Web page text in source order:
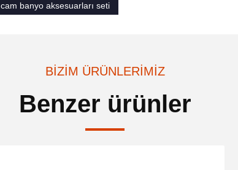
cam banyo aksesuarları seti
BIZIM ÜRÜNLERIMIZ
Benzer ürünler